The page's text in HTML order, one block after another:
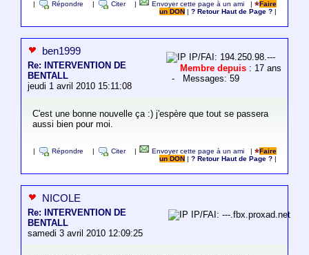
Répondre Citer Envoyer cette page à un ami |
Faire
un DON
|? Retour Haut de Page ?
ben1999
Re: INTERVENTION DE
BENTALL
jeudi 1 avril 2010 15:11:08
IP/FAI: 194.250.98.---
Membre depuis : 17 ans
- Messages: 59
C'est une bonne nouvelle ça :) j'espère que tout se passera
aussi bien pour moi.
Répondre Citer Envoyer cette page à un ami |
Faire
un DON
|? Retour Haut de Page ?
NICOLE
Re: INTERVENTION DE
BENTALL
samedi 3 avril 2010 12:09:25
IP/FAI: ---.fbx.proxad.net